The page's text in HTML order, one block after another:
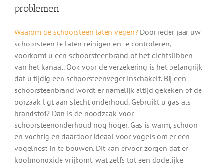
problemen
Waarom de schoorsteen laten vegen? Door ieder jaar uw
schoorsteen te laten reinigen en te controleren,
voorkomt u een schoorsteenbrand of het dichtslibben
van het kanaal. Ook voor de verzekering is het belangrijk
dat u tijdig een schoorsteenveger inschakelt. Bij een
schoorsteenbrand wordt er namelijk altijd gekeken of de
oorzaak ligt aan slecht onderhoud. Gebruikt u gas als
brandstof? Dan is de noodzaak voor
schoorsteenonderhoud nog hoger. Gas is warm, schoon
en vochtig en daardoor ideaal voor vogels om er een
vogelnest in te bouwen. Dit kan ervoor zorgen dat er
koolmonoxide vrijkomt, wat zelfs tot een dodelijke